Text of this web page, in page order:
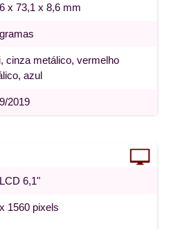
x 73,1 x 8,6 mm
cinza metálico, vermelho
azul
2019
6,1"
1560 pixels